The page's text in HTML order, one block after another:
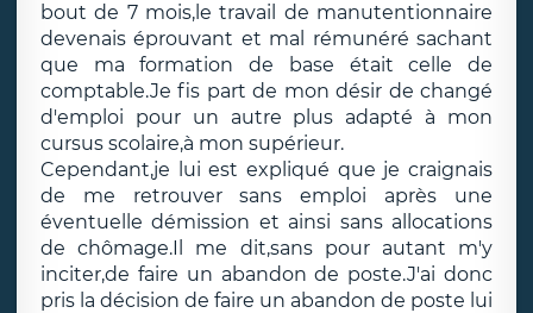
bout de 7 mois,le travail de manutentionnaire
devenais éprouvant et mal rémunéré sachant
que ma formation de base était celle de
comptable.Je fis part de mon désir de changé
d'emploi pour un autre plus adapté à mon
cursus scolaire,à mon supérieur.
Cependant,je lui est expliqué que je craignais
de me retrouver sans emploi après une
éventuelle démission et ainsi sans allocations
de chômage.Il me dit,sans pour autant m'y
inciter,de faire un abandon de poste.J'ai donc
pris la décision de faire un abandon de poste lui